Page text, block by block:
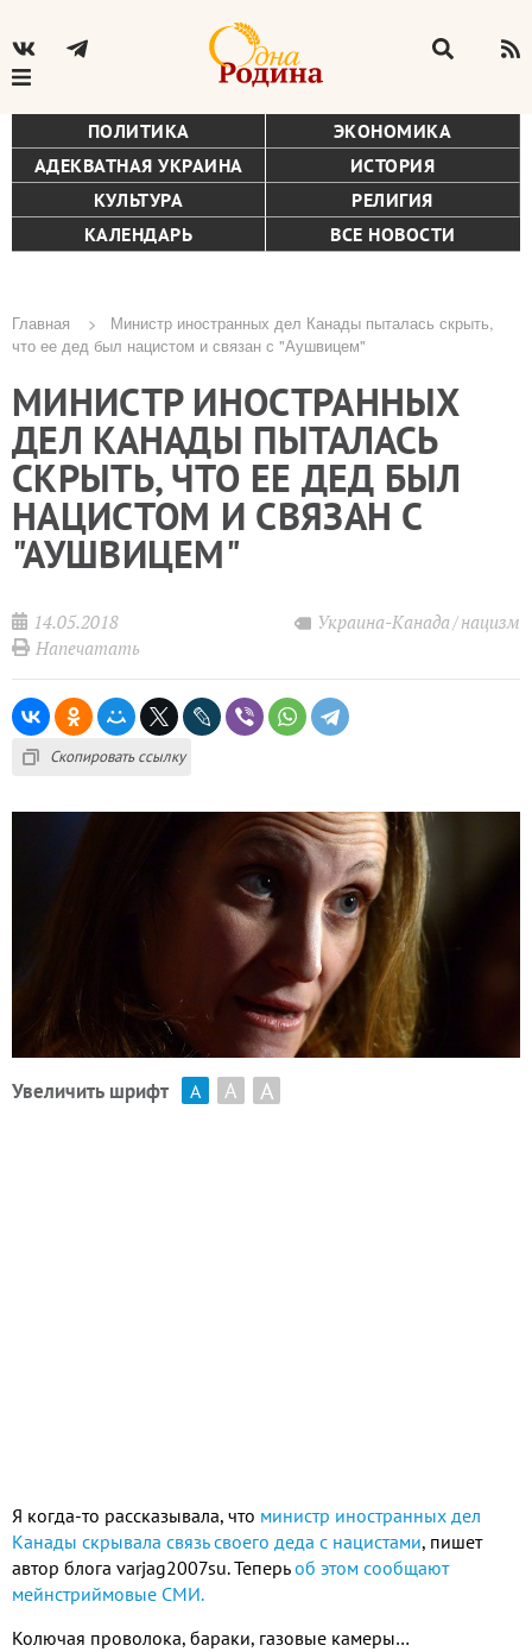
ПОЛИТИКА
ЭКОНОМИКА
АДЕКВАТНАЯ УКРАИНА
ИСТОРИЯ
КУЛЬТУРА
РЕЛИГИЯ
КАЛЕНДАРЬ
ВСЕ НОВОСТИ
Строка
навигации
Главная
Министр иностранных дел Канады пыталась скрыть,
что ее дед был нацистом и связан с "Аушвицем"
МИНИСТР ИНОСТРАННЫХ
ДЕЛ КАНАДЫ ПЫТАЛАСЬ
СКРЫТЬ, ЧТО ЕЕ ДЕД БЫЛ
НАЦИСТОМ И СВЯЗАН С
"АУШВИЦЕМ"
14.05.2018 Украина-Канада нацизм
Напечатать
Скопировать ссылку
Увеличить шрифт А А А
Я когда-то рассказывала, что министр иностранных дел
Канады скрывала связь своего деда с нацистами, пишет
автор блога varjag2007su. Теперьоб этом сообщают
мейнстриймовые СМИ.
Колючая проволока, бараки, газовые камеры…